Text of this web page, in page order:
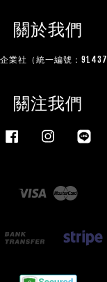
關於我們
業社（統一編號：
關注我們
Facebook Instagram
Visa